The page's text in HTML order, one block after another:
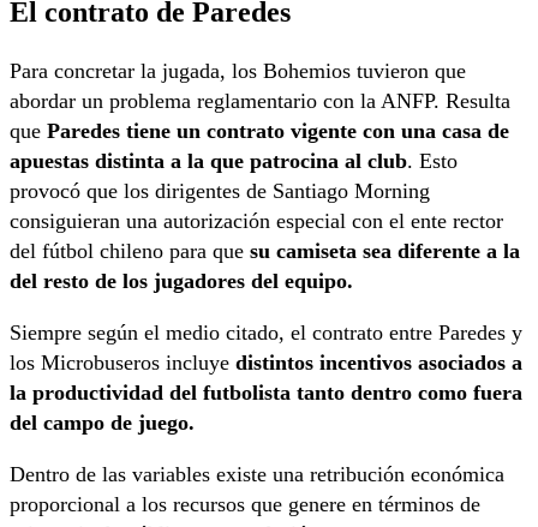
El contrato de Paredes
Para concretar la jugada, los Bohemios tuvieron que
abordar un problema reglamentario con la ANFP. Resulta
que Paredes tiene un contrato vigente con una casa de
apuestas distinta a la que patrocina al club. Esto
provocó que los dirigentes de Santiago Morning
consiguieran una autorización especial con el ente rector
del fútbol chileno para que su camiseta sea diferente a la
del resto de los jugadores del equipo.
Siempre según el medio citado, el contrato entre Paredes y
los Microbuseros incluye distintos incentivos asociados a
la productividad del futbolista tanto dentro como fuera
del campo de juego.
Dentro de las variables existe una retribución económica
proporcional a los recursos que genere en términos de